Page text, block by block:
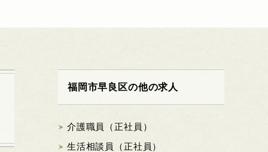
福岡市早良区の他の求人
介護職員（正社員）
生活相談員（正社員）